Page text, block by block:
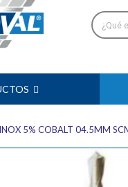
5% COBALT 04.5MM